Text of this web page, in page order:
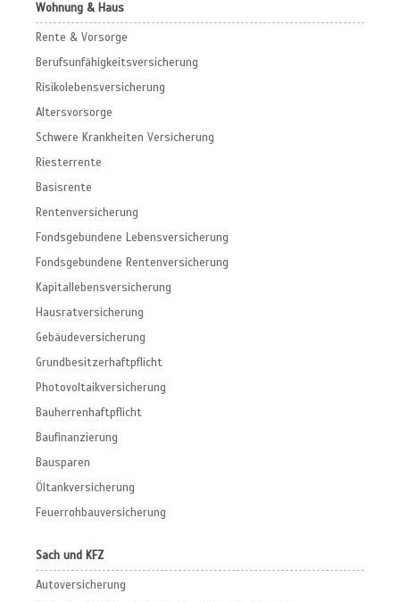
Wohnung & Haus
Rente & Vorsorge
Berufs­unfähigkeitsversicherung
Risikolebensversicherung
Altersvorsorge
Schwere Krankheiten Versicherung
Riesterrente
Basisrente
Rentenversicherung
Fondsgebundene Lebensversicherung
Fondsgebundene Rentenversicherung
Kapitallebensversicherung
Hausratversicherung
Gebäudeversicherung
Grundbesitzerhaftpflicht
Photovoltaikversicherung
Bauherrenhaftpflicht
Baufinanzierung
Bausparen
Öltankversicherung
Feuerrohbauversicherung
Sach und KFZ
Autoversicherung